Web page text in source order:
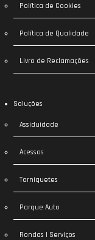
Política de Cookies
Política de Qualidade
Livro de Reclamações
Soluções
Assiduidade
Acessos
Torniquetes
Parque Auto
Rondas | Serviços